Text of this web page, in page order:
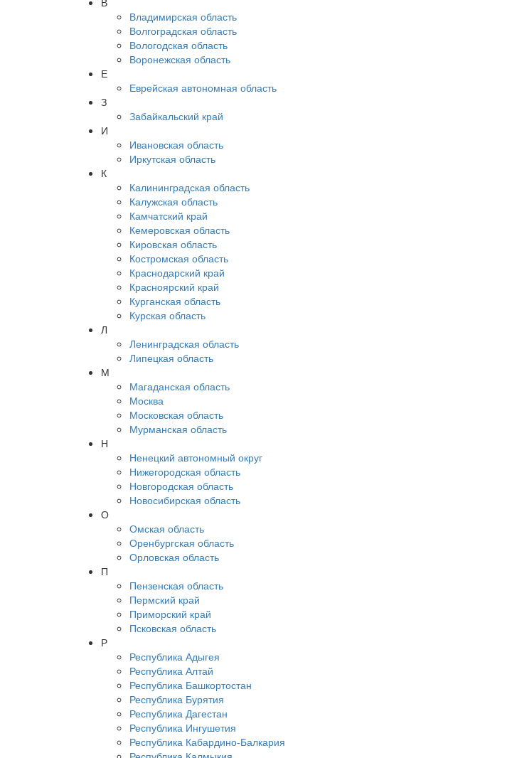
Владимирская область
Волгоградская область
Вологодская область
Воронежская область
Е
Еврейская автономная область
З
Забайкальский край
И
Ивановская область
Иркутская область
К
Калининградская область
Калужская область
Камчатский край
Кемеровская область
Кировская область
Костромская область
Краснодарский край
Красноярский край
Курганская область
Курская область
Л
Ленинградская область
Липецкая область
М
Магаданская область
Москва
Московская область
Мурманская область
Н
Ненецкий автономный округ
Нижегородская область
Новгородская область
Новосибирская область
О
Омская область
Оренбургская область
Орловская область
П
Пензенская область
Пермский край
Приморский край
Псковская область
Р
Республика Адыгея
Республика Алтай
Республика Башкортостан
Республика Бурятия
Республика Дагестан
Республика Ингушетия
Республика Кабардино-Балкария